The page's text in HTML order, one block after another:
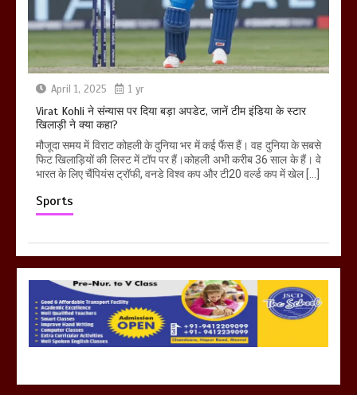
April 1, 2025 1 yr
Virat Kohli ने संन्यास पर दिया बड़ा अपडेट, जानें टीम इंडिया के स्टार
खिलाड़ी ने क्या कहा?
मौजूदा समय में विराट कोहली के दुनिया भर में कई फैंस हैं। वह दुनिया के सबसे
फिट खिलाड़ियों की लिस्ट में टॉप पर हैं।कोहली अभी करीब 36 साल के हैं। वे
भारत के लिए चैंपियंस ट्रॉफी, वनडे विश्व कप और टी20 वर्ल्ड कप में खेल […]
Sports